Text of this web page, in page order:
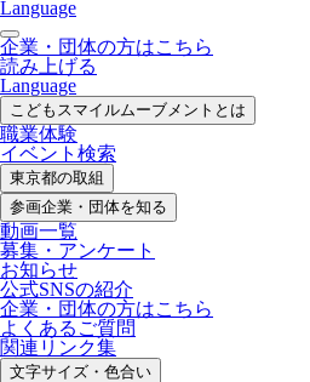
Language
企業・団体の方はこちら
読み上げる
Language
こどもスマイルムーブメントとは
職業体験
イベント検索
東京都の取組
参画企業・ 団体を知る
動画一覧
募集・ アンケート
お知らせ
公式SNSの紹介
企業・団体の方はこちら
よくあるご質問
関連リンク集
文字サイズ・色合い